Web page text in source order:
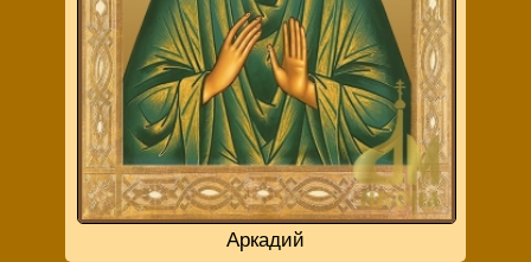
Аркадий